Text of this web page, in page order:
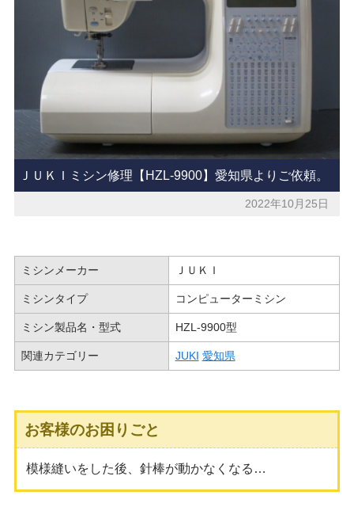
ＪＵＫＩミシン修理【HZL-9900】愛知県よりご依頼。
2022年10月25日
ミシンメーカー ＪＵＫＩ
ミシンタイプ コンピューターミシン
ミシン製品名・型式 HZL-9900型
関連カテゴリー JUKI 愛知県
お客様のお困りごと
模様縫いをした後、針棒が動かなくなる…